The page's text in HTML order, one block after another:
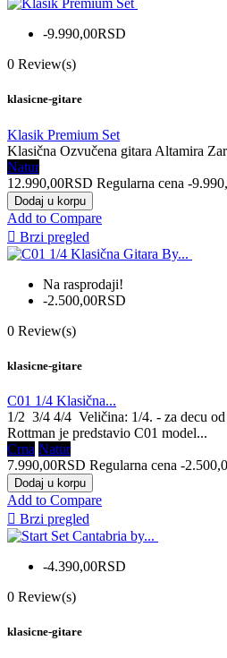
-9.990,00RSD
0 Review(s)
klasicne-gitare
Klasik Premium Set
Klasična Ozvučena gitara Altamira
Natur
12.990,00RSD Regularna cena -
Dodaj u korpu
Add to Compare
 Brzi pregled
Na rasprodaji!
-2.500,00RSD
0 Review(s)
klasicne-gitare
C01 1/4 Klasična...
1/2 3/4 4/4 Veličina: 1/4. - za decu od
Rottman je predstavio C01 model...
Crna Natur
7.990,00RSD Regularna cena -
Dodaj u korpu
Add to Compare
 Brzi pregled
-4.390,00RSD
0 Review(s)
klasicne-gitare